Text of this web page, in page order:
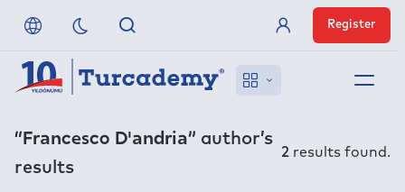
References
Member Login
Register
“Francesco D'andria” author’s
results
2 results found.